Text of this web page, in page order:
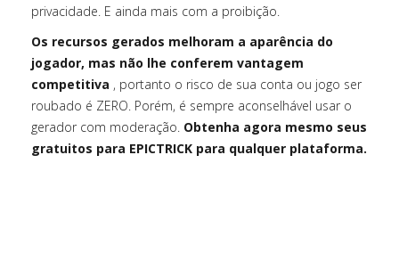
privacidade. E ainda mais com a proibição.
Os recursos gerados melhoram a aparência do
jogador, mas não lhe conferem vantagem
competitiva , portanto o risco de sua conta ou jogo ser
roubado é ZERO. Porém, é sempre aconselhável usar o
gerador com moderação. Obtenha agora mesmo seus
gratuitos para EPICTRICK para qualquer plataforma.